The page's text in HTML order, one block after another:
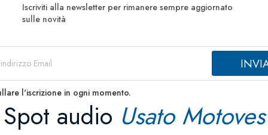
Iscriviti alla newsletter per rimanere sempre aggiornato
sulle novità
l'iscrizione in ogni momento.
Spot audio Usato Motoves